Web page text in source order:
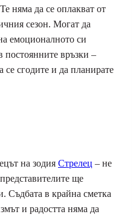
няма да се оплакват от
сезон. Могат да
емоционалното си
връзки –
се сгодите и да планирате
на зодия Стрелец – не
ще
Съдбата в крайна сметка
и радостта няма да